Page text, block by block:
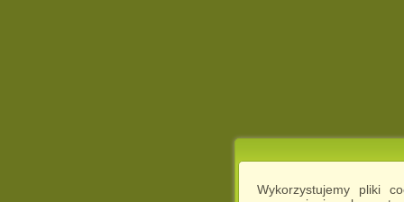
Wykorzystujemy pliki